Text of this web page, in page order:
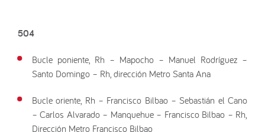
504
Bucle poniente, Rh – Mapocho – Manuel Rodríguez –
Santo Domingo – Rh, dirección Metro Santa Ana
Bucle oriente, Rh – Francisco Bilbao – Sebastián el Cano
– Carlos Alvarado – Manquehue – Francisco Bilbao – Rh,
Dirección Metro Francisco Bilbao